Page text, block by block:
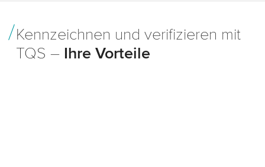
Kennzeichnen und verifizieren mit
TQS – Ihre Vorteile